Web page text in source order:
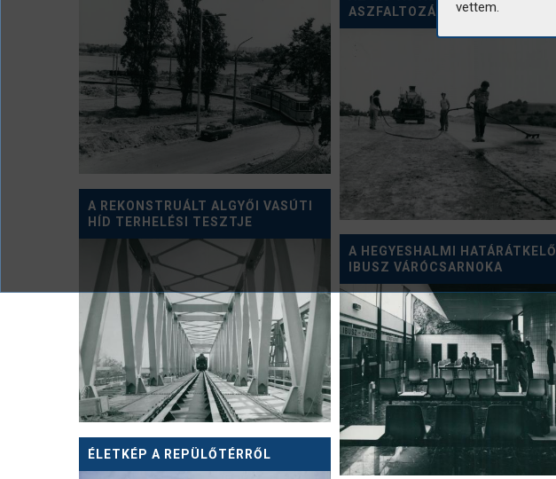
ASZFALTOZÁSA
A REKONSTRUÁLT ALGYŐI VASÚTI
HÍD TERHELÉSI TESZTJE
A HEGYESHALMI HATÁRÁTKELŐ
IBUSZ VÁRÓCSARNOKA
ÉLETKÉP A REPÜLŐTÉRRŐL
vettem.